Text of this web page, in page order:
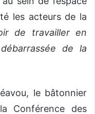
les acteurs de la
de travailler en
de la
le bâtonnier
Conférence des